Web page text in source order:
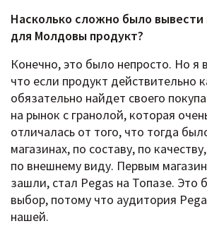
Насколько сложно было
для Молдовы продукт?
Конечно, это было непросто. Но я
что если продукт действительно
обязательно найдет своего
на рынок с гранолой, которая
отличалась от того, что тогда
магазинах, по составу, по
по внешнему виду. Первым
зашли, стал Pegas на Топазе. Это
выбор, потому что аудитория
нашей.